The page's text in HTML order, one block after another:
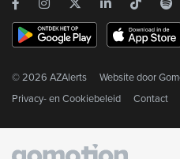
© 2026 AZAlerts Website door
Privacy- en Cookiebeleid
Contact